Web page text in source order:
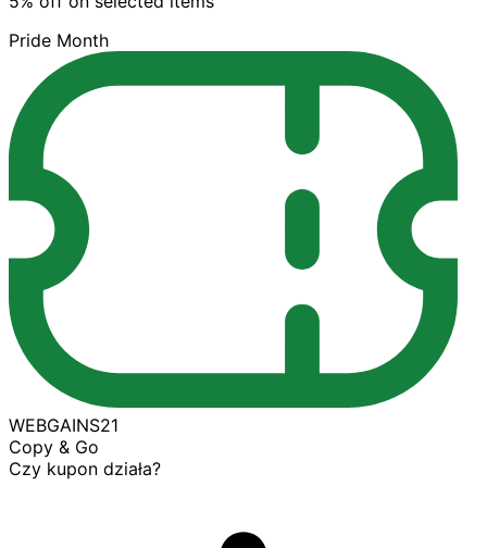
Pride Month
WEBGAINS21
Copy & Go
Czy kupon działa?